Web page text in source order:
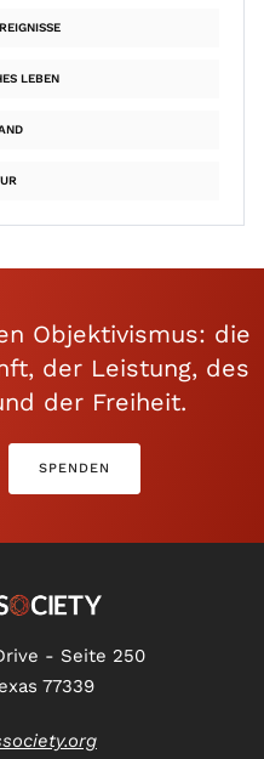
LEBEN
Objektivismus: die
der Leistung, des
der Freiheit.
SPENDEN
- Seite 250
77339